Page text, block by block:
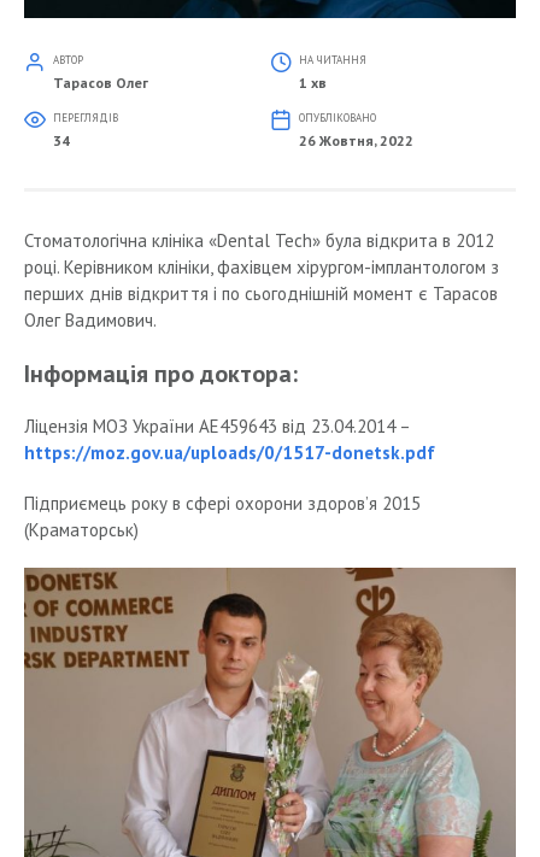
АВТОР
Тарасов Олег
НА ЧИТАННЯ
1 хв
ПЕРЕГЛЯДІВ
34
ОПУБЛІКОВАНО
26 Жовтня, 2022
Стоматологічна клініка «Dental Tech» була відкрита в 2012
році. Керівником клініки, фахівцем хірургом-імплантологом з
перших днів відкриття і по сьогоднішній момент є Тарасов
Олег Вадимович.
Інформація про доктора:
Ліцензія МОЗ України АЕ459643 від 23.04.2014 –
https://moz.gov.ua/uploads/0/1517-donetsk.pdf
Підприємець року в сфері охорони здоров’я 2015
(Краматорськ)